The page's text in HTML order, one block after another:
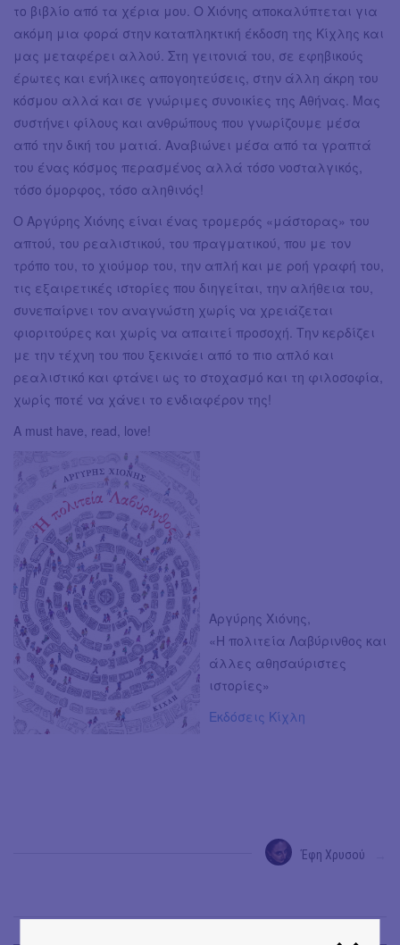
το βιβλίο από τα χέρια μου. Ο Χιόνης αποκαλύπτεται για
ακόμη μια φορά στην καταπληκτική έκδοση της Κίχλης και
μας μεταφέρει αλλού. Στη γειτονιά του, σε εφηβικούς
έρωτες και ενήλικες απογοητεύσεις, στην άλλη άκρη του
κόσμου αλλά και σε γνώριμες συνοικίες της Αθήνας. Μας
συστήνει φίλους και ανθρώπους που γνωρίζουμε μέσα
από την δική του ματιά. Αναβιώνει μέσα από τα γραπτά
του ένας κόσμος περασμένος αλλά τόσο νοσταλγικός,
τόσο όμορφος, τόσο αληθινός!
Ο Αργύρης Χιόνης είναι ένας τρομερός «μάστορας» του
απτού, του ρεαλιστικού, του πραγματικού, που με τον
τρόπο του, το χιούμορ του, την απλή και με ροή γραφή του,
τις εξαιρετικές ιστορίες που διηγείται, την αλήθεια του,
συνεπαίρνει τον αναγνώστη χωρίς να χρειάζεται
φιοριτούρες και χωρίς να απαιτεί προσοχή. Την κερδίζει
με την τέχνη του που ξεκινάει από το πιο απλό και
ρεαλιστικό και φτάνει ως το στοχασμό και τη φιλοσοφία,
χωρίς ποτέ να χάνει το ενδιαφέρον της!
A must have, read, love!
Αργύρης Χιόνης,
«Η πολιτεία Λαβύρινθος και
άλλες αθησαύριστες
ιστορίες»
Εκδόσεις Κίχλη
Έφη Χρυσού